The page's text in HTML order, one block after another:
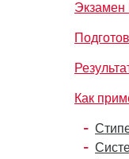
Экзамен
Как